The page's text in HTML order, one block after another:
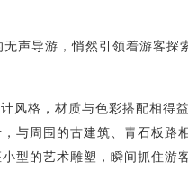
无声导游，悄然引领着游客探
风格，材质与色彩搭配相得益
与周围的古建筑、青石板路
型的艺术雕塑，瞬间抓住游